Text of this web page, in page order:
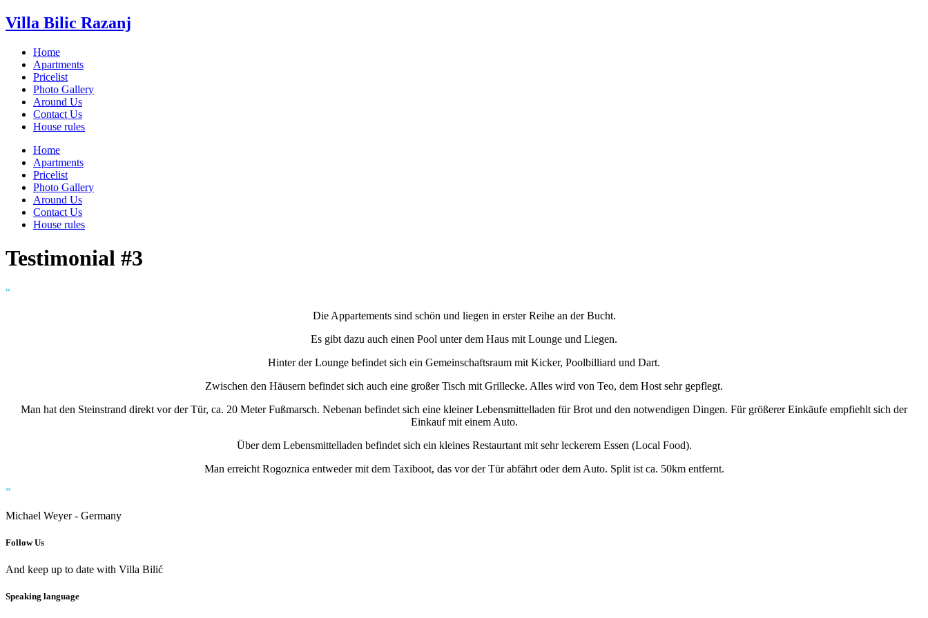
Villa Bilic Razanj
Home
Apartments
Pricelist
Photo Gallery
Around Us
Contact Us
House rules
Home
Apartments
Pricelist
Photo Gallery
Around Us
Contact Us
House rules
Testimonial #3
“
Die Appartements sind schön und liegen in erster Reihe an der Bucht.
Es gibt dazu auch einen Pool unter dem Haus mit Lounge und Liegen.
Hinter der Lounge befindet sich ein Gemeinschaftsraum mit Kicker, Poolbilliard und Dart.
Zwischen den Häusern befindet sich auch eine großer Tisch mit Grillecke. Alles wird von Teo, dem Host sehr gepflegt.
Man hat den Steinstrand direkt vor der Tür, ca. 20 Meter Fußmarsch. Nebenan befindet sich eine kleiner Lebensmittelladen für Brot und den notwendigen Dingen. Für größerer Einkäufe empfiehlt sich der
Einkauf mit einem Auto.
Über dem Lebensmittelladen befindet sich ein kleines Restaurtant mit sehr leckerem Essen (Local Food).
Man erreicht Rogoznica entweder mit dem Taxiboot, das vor der Tür abfährt oder dem Auto. Split ist ca. 50km entfernt.
”
Michael Weyer - Germany
Follow Us
And keep up to date with Villa Bilić
Speaking language